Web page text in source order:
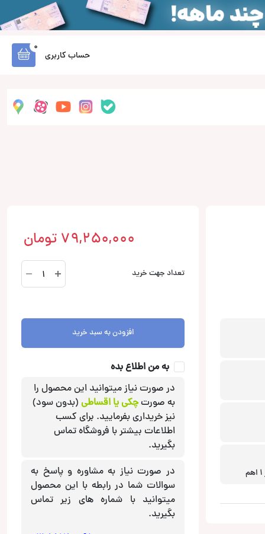
حساب کاربری
0
79,250,000 تومان
تعداد جهت خرید
HDZ-
110
عدد
افزودن به سبد خرید
به من اطلاع بده
در صورت نیاز میتوانید این محصول را
به صورتچکی یا اقساطی (بدون سود)
نیز خریداری بفرمایید. برای کسب
اطلاعات بیشتر با فروشگاه تماس
بگیرید.
در صورت نیاز به مشاوره و پاسخ به
سوالات شما در رابطه با این محصول
میتوانید با شماره های زیر تماس
بگیرید.